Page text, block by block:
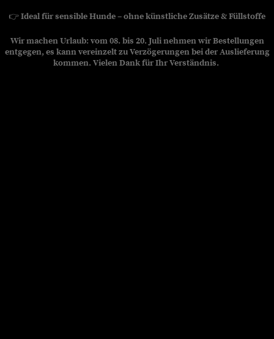
👉Ideal für sensible Hunde – ohne künstliche Zusätze & Füllstoffe
Wir machen Urlaub: vom 08. bis 20. Juli nehmen wir Bestellungen
entgegen, es kann vereinzelt zu Verzögerungen bei der Auslieferung
kommen. Vielen Dank für Ihr Verständnis.